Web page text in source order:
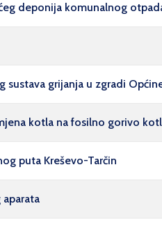
deponija komunalnog
grijanja u zgradi
kotla na fosilno gorivo
puta Kreševo-Tarčin